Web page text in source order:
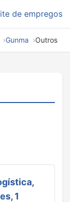
de empregos
Gunma Outros
1